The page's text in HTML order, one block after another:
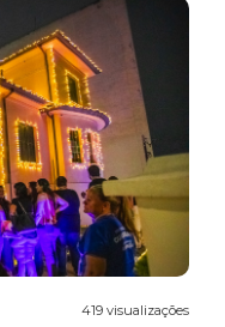
419 visualizações